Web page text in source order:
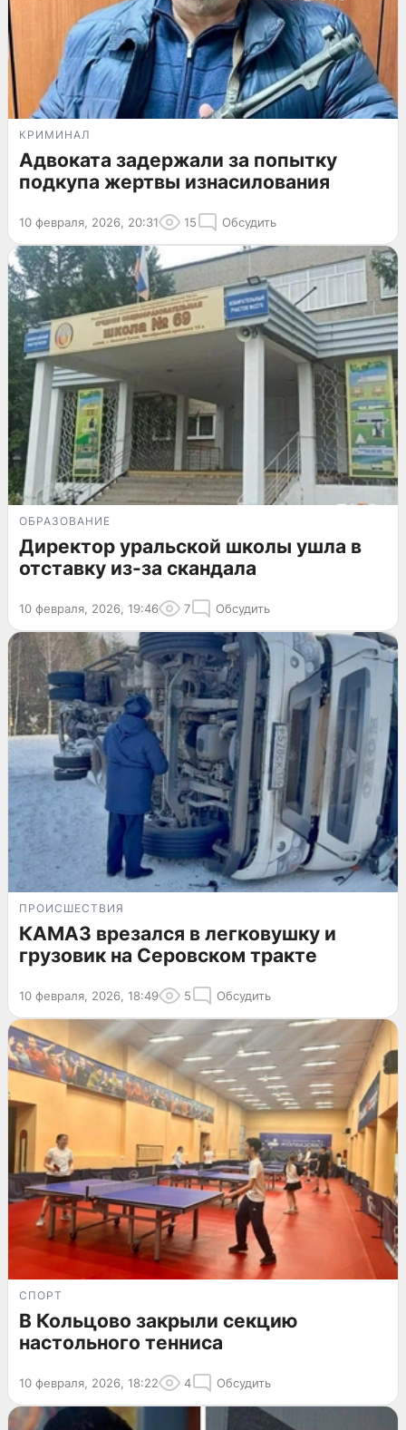
КРИМИНАЛ
Адвоката задержали за попытку
подкупа жертвы изнасилования
10 февраля, 2026, 20:31 15 Обсудить
ОБРАЗОВАНИЕ
Директор уральской школы ушла в
отставку из-за скандала
10 февраля, 2026, 19:46 7 Обсудить
ПРОИСШЕСТВИЯ
КАМАЗ врезался в легковушку и
грузовик на Серовском тракте
10 февраля, 2026, 18:49 5 Обсудить
СПОРТ
В Кольцово закрыли секцию
настольного тенниса
10 февраля, 2026, 18:22 4 Обсудить